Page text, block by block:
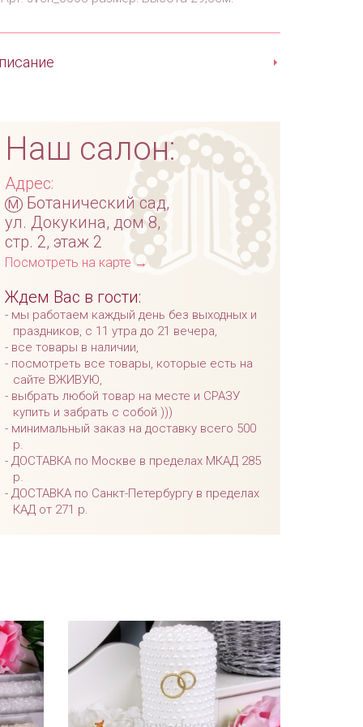
Наш салон:
Адрес:
м Ботанический сад,
ул. Докукина, дом 8,
стр. 2, этаж 2
Посмотреть на карте →
Ждем Вас в гости:
мы работаем каждый день без выходных и
праздников, с 11 утра до 21 вечера,
все товары в наличии,
посмотреть все товары, которые есть на
сайте ВЖИВУЮ,
выбрать любой товар на месте и СРАЗУ
купить и забрать с собой )))
минимальный заказ на доставку всего 500
р.
ДОСТАВКА по Москве в пределах МКАД 285
р.
ДОСТАВКА по Санкт-Петербургу в пределах
КАД от 271 р.